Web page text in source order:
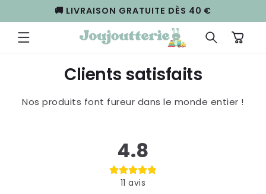
AU
CONTENU
🚚 LIVRAISON GRATUITE DÈS 40 €
Panier
Clients satisfaits
Nos produits font fureur dans le monde entier !
4.8
11 avis